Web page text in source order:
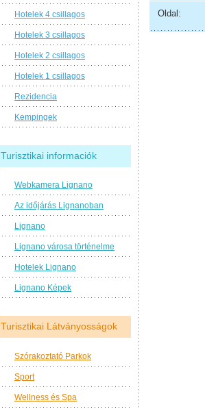
Oldal:
Hotelek 4 csillagos
Hotelek 3 csillagos
Hotelek 2 csillagos
Hotelek 1 csillagos
Rezidencia
Kempingek
Turisztikai informaciók
Webkamera Lignano
Az időjárás Lignanoban
Lignano
Lignano városa történelme
Hotelek Lignano
Lignano Képek
Turisztikai Látványosságok
Szórakoztató Parkok
Sport
Wellness és Spa